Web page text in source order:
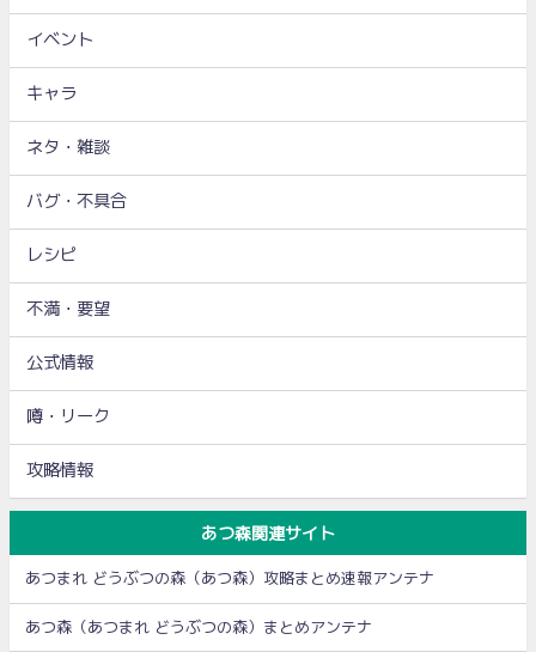
イベント
キャラ
ネタ・雑談
バグ・不具合
レシピ
不満・要望
公式情報
噂・リーク
攻略情報
あつ森関連サイト
あつまれ どうぶつの森（あつ森）攻略まとめ速報アンテナ
あつ森（あつまれ どうぶつの森）まとめアンテナ